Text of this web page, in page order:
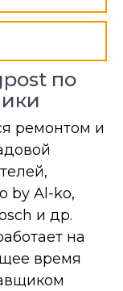
по
ремонтом и
by Al-ko,
и др.
на
время